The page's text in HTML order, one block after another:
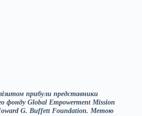
прибули представники
фонду Global Empowerment Mission
G. Buffett Foundation. Метою